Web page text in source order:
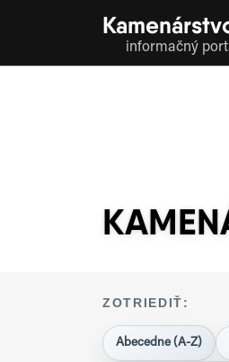
informačný
ZOTRIEDIŤ:
Abecedne (A-Z)